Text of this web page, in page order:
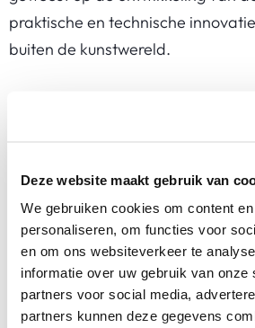
Deze website maakt gebruik van
We gebruiken cookies om content
personaliseren, om functies voor
en om ons websiteverkeer te
informatie over uw gebruik van onze
partners voor social media,
partners kunnen deze gegevens
praktische en technische
buiten de kunstwereld.
geschiedenis van de kunst en
Heb je de 1e reeks gemist? Geen
reeks ga jij met plezier en grote
Waarom kies je voor deze cursus